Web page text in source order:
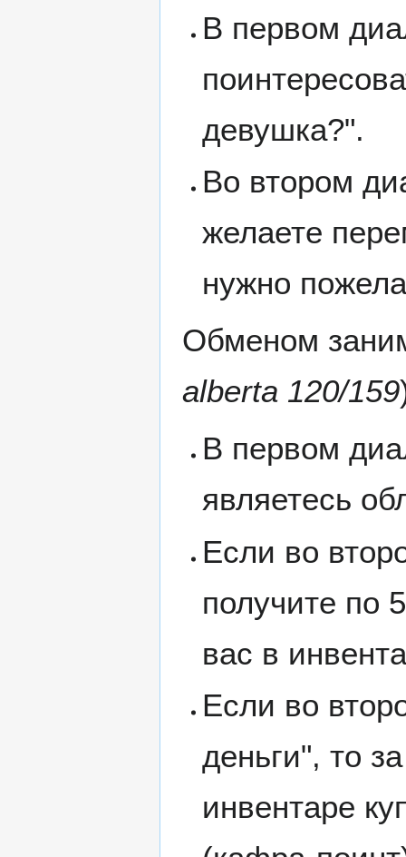
В первом
девушка?".
Во втором
желаете
нужно
Обменом
alberta 120/159
В первом
являетесь
Если во
получите по
вас в
Если во
деньги", то
инвентаре